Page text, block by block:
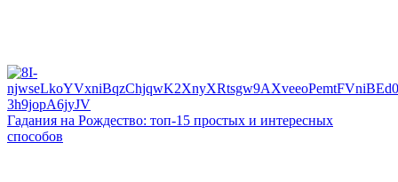
Гадания на Рождество: топ-15 простых и интересных
способов